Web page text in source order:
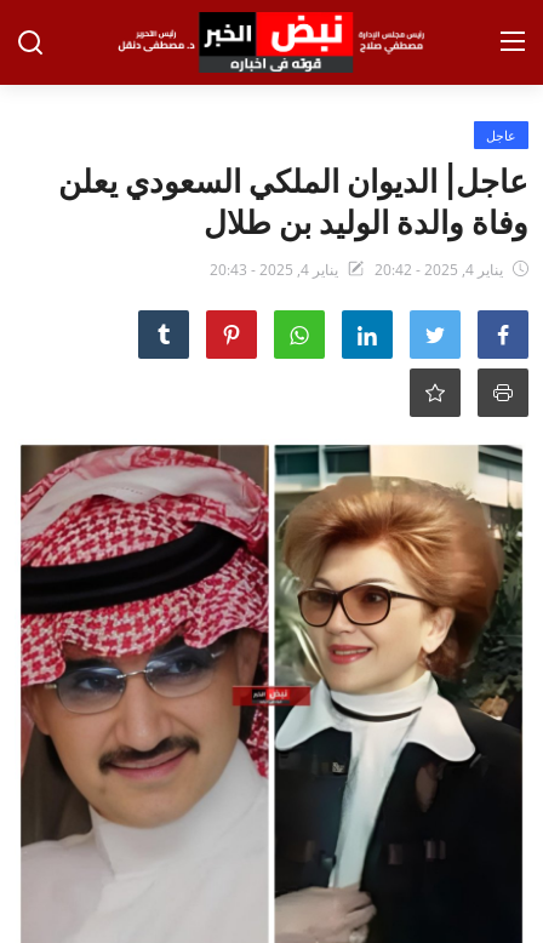
تسجيل الدخول
الرئيسية
الاخبار
الاقتصاد
الحوادث
التعليم
الطب والعلوم
الفن والثقافة
تكنولوجيا وإتصالات
الرياضة
المحافظات
المجتمع والمنوعات
أراء و مقالات
عاجل
عاجل| الديوان الملكي السعودي يعلن
وفاة والدة الوليد بن طلال
يناير 4, 2025 - 20:42 يناير 4, 2025 - 20:43